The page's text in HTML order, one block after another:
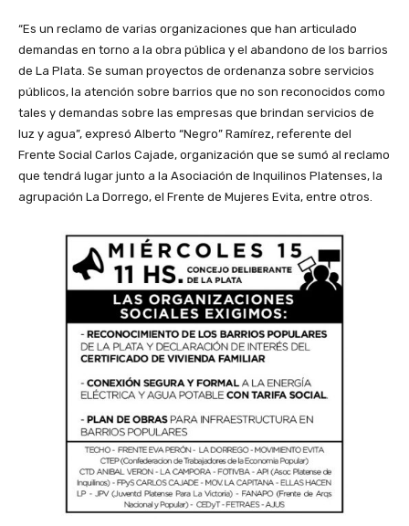
“Es un reclamo de varias organizaciones que han articulado
demandas en torno a la obra pública y el abandono de los barrios
de La Plata. Se suman proyectos de ordenanza sobre servicios
públicos, la atención sobre barrios que no son reconocidos como
tales y demandas sobre las empresas que brindan servicios de
luz y agua”, expresó Alberto “Negro” Ramírez, referente del
Frente Social Carlos Cajade, organización que se sumó al reclamo
que tendrá lugar junto a la Asociación de Inquilinos Platenses, la
agrupación La Dorrego, el Frente de Mujeres Evita, entre otros.